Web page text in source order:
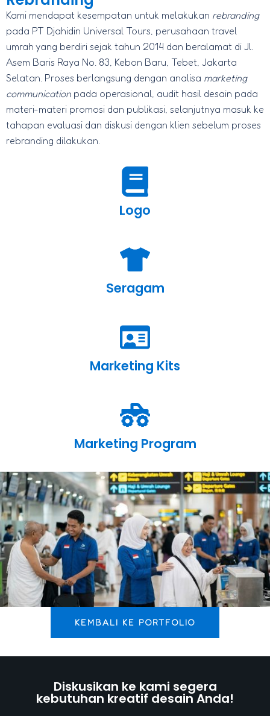
Kami mendapat kesempatan untuk melakukan rebranding
pada PT Djahidin Universal Tours, perusahaan travel
umrah yang berdiri sejak tahun 2014 dan beralamat di Jl.
Asem Baris Raya No. 83, Kebon Baru, Tebet, Jakarta
Selatan. Proses berlangsung dengan analisa marketing
communication pada operasional, audit hasil desain pada
materi-materi promosi dan publikasi, selanjutnya masuk ke
tahapan evaluasi dan diskusi dengan klien sebelum proses
rebranding dilakukan.
Logo
Seragam
Marketing Kits
Marketing Program
KEMBALI KE PORTFOLIO
Diskusikan ke kami segera
kebutuhan kreatif desain Anda!